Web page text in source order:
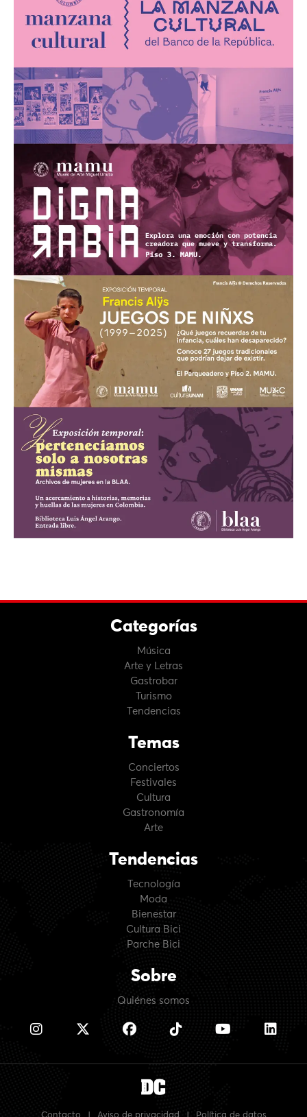
Categorías
Música
Arte y Letras
Gastrobar
Turismo
Tendencias
Temas
Conciertos
Festivales
Cultura
Gastronomía
Arte
Tendencias
Tecnología
Moda
Bienestar
Cultura Bici
Parche Bici
Sobre
Quiénes somos